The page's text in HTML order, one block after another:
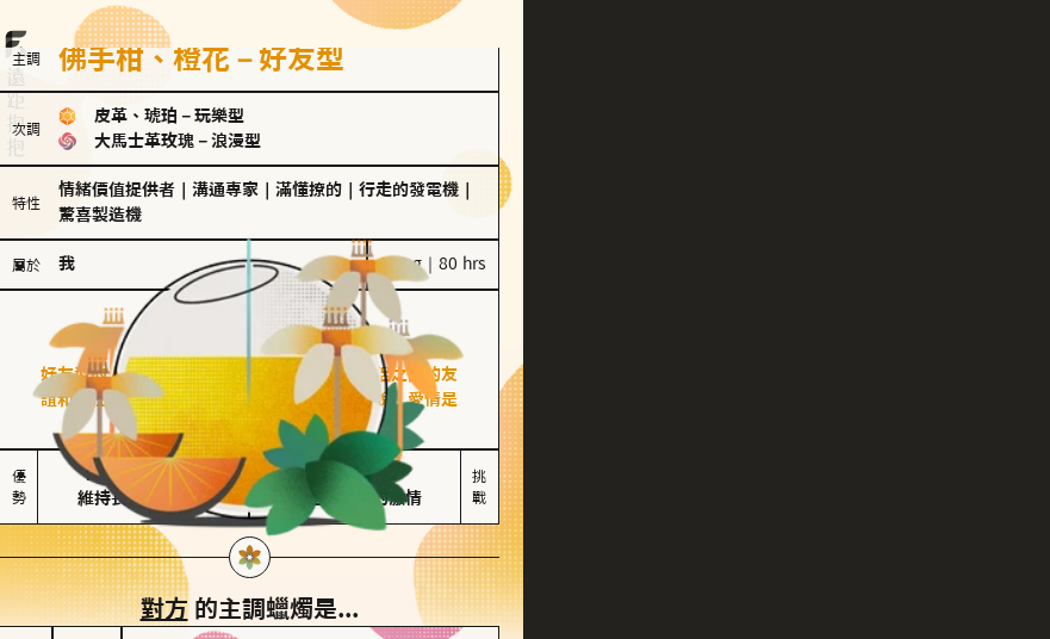
主調 佛手柑、橙花－好友型
次調
皮革、琥珀 － 玩樂型
大馬士革玫瑰 － 浪漫型
特性
情緒價值提供者 溝通專家 滿懂撩的 行走的發電機
驚喜製造機
屬於 我 100 g｜80 hrs
好友型的人喜歡分享生活中的點滴，重視與伴侶之間的友
誼和信任，穩定感是重要的關鍵詞。對他們來說，愛情是
心靈深處的共鳴和理解。
優
勢
擅長聆聽與溝通
維持長期穩定關係
不喜歡變化
缺乏關係中的激情
挑
戰
對方的主調蠟燭是...